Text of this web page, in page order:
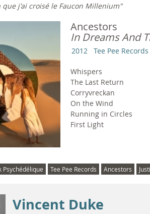
que j'ai croisé le Faucon Millenium"
Ancestors
In Dreams And
2012 Tee Pee Records
Whispers
The Last Return
Corryvreckan
On the Wind
Running in Circles
First Light
Psychédélique Tee Pee Records Ancestors
Vincent Duke